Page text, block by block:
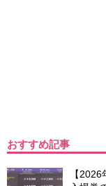
おすすめ記事
【